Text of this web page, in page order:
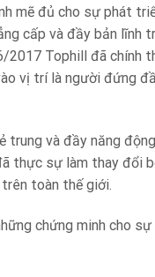
mẽ đủ cho sự phát
cấp và đầy bản lĩnh
2017 Tophill đã chính
vị trí là người đứng
trung và đầy năng
thực sự làm thay đổi
toàn thế giới.
chứng minh cho